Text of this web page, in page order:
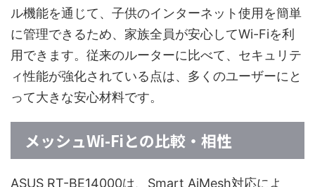
ル機能を通じて、子供のインターネット使用を簡単
に管理できるため、家族全員が安心してWi-Fiを利
用できます。従来のルーターに比べて、セキュリテ
ィ性能が強化されている点は、多くのユーザーにと
って大きな安心材料です。
メッシュWi-Fiとの比較・相性
ASUS RT-BE14000は、Smart AiMesh対応によ